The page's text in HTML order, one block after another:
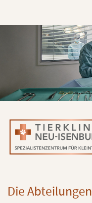
Die Ab­tei­lun­gen